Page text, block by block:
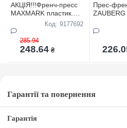
АКЦIЯ!!!Френч-пресс
MAXMARK пластик.
МК-F-09/55-
1000мл(БЕЗ
УПАКОВКИ)
Код: 9177692
285.94
248.64 ₴
Прес-
ZAUBERG
HT03-
Гарантії та повернення
Гарантія